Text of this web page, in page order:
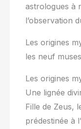
astrologues à
l’observation
Les origines
les neuf
Les origines
Une lignée
Fille de Zeus,
prédestinée à